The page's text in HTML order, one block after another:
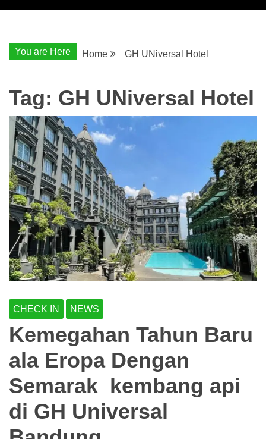
You are Here Home GH UNiversal Hotel
Tag: GH UNiversal Hotel
CHECK IN NEWS
Kemegahan Tahun Baru
ala Eropa Dengan
Semarak kembang api
di GH Universal